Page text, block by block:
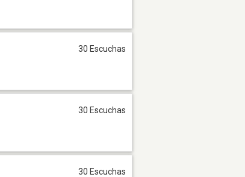
30 Escuchas
30 Escuchas
30 Escuchas